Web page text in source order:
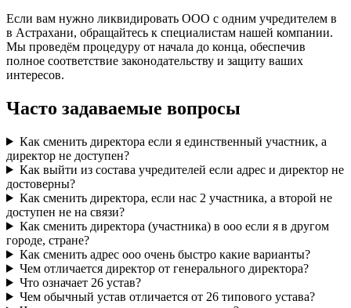
Если вам нужно ликвидировать ООО с одним учредителем в
в Астрахани, обращайтесь к специалистам нашей компании.
Мы проведём процедуру от начала до конца, обеспечив
полное соответствие законодательству и защиту ваших
интересов.
Часто задаваемые вопросы
Как сменить директора если я единственный участник, а
директор не доступен?
Как выйти из состава учредителей если адрес и директор не
достоверны?
Как сменить директора, если нас 2 участника, а второй не
доступен не на связи?
Как сменить директора (участника) в ооо если я в другом
городе, стране?
Как сменить адрес ооо очень быстро какие варианты?
Чем отличается директор от генерального директора?
Что означает 26 устав?
Чем обычный устав отличается от 26 типового устава?